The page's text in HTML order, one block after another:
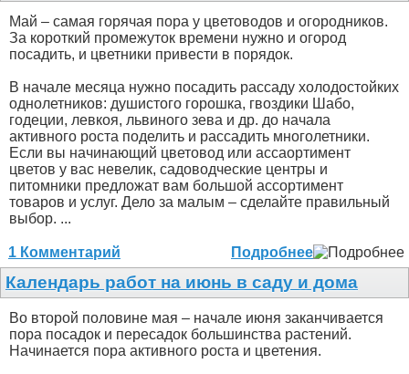
Май – самая горячая пора у цветоводов и огородников.
За короткий промежуток времени нужно и огород
посадить, и цветники привести в порядок.
В начале месяца нужно посадить рассаду холодостойких
однолетников: душистого горошка, гвоздики Шабо,
годеции, левкоя, львиного зева и др. до начала
активного роста поделить и рассадить многолетники.
Если вы начинающий цветовод или ассаортимент
цветов у вас невелик, садоводческие центры и
питомники предложат вам большой ассортимент
товаров и услуг. Дело за малым – сделайте правильный
выбор. ...
1 Комментарий Подробнее
Календарь работ на июнь в саду и дома
Во второй половине мая – начале июня заканчивается
пора посадок и пересадок большинства растений.
Начинается пора активного роста и цветения.